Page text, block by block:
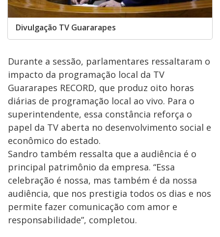
Divulgação TV Guararapes
Durante a sessão, parlamentares ressaltaram o
impacto da programação local da TV
Guararapes RECORD, que produz oito horas
diárias de programação local ao vivo. Para o
superintendente, essa constância reforça o
papel da TV aberta no desenvolvimento social e
econômico do estado.
Sandro também ressalta que a audiência é o
principal patrimônio da empresa. “Essa
celebração é nossa, mas também é da nossa
audiência, que nos prestigia todos os dias e nos
permite fazer comunicação com amor e
responsabilidade”, completou.